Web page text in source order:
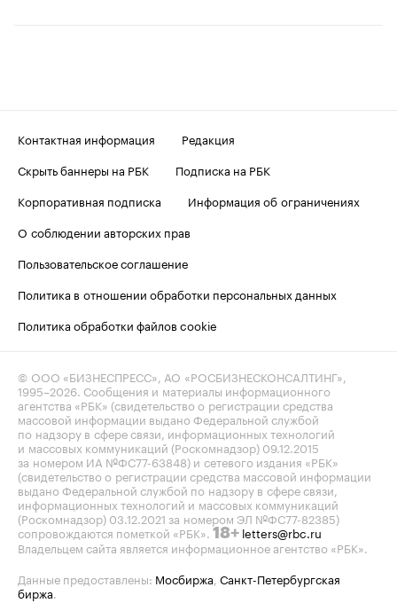
Контактная информация
Редакция
Скрыть баннеры на РБК
Подписка на РБК
Корпоративная подписка
Информация об ограничениях
О соблюдении авторских прав
Пользовательское соглашение
Политика в отношении обработки персональных данных
Политика обработки файлов cookie
© ООО «БИЗНЕСПРЕСС», АО «РОСБИЗНЕСКОНСАЛТИНГ»,
1995–2026. Сообщения и материалы информационного
агентства «РБК» (свидетельство о регистрации средства
массовой информации выдано Федеральной службой
по надзору в сфере связи, информационных технологий
и массовых коммуникаций (Роскомнадзор) 09.12.2015
за номером ИА №ФС77-63848) и сетевого издания «РБК»
(свидетельство о регистрации средства массовой информации
выдано Федеральной службой по надзору в сфере связи,
информационных технологий и массовых коммуникаций
(Роскомнадзор) 03.12.2021 за номером ЭЛ №ФС77-82385)
сопровождаются пометкой «РБК». 18+ letters@rbc.ru
Владельцем сайта является информационное агентство «РБК».
Данные предоставлены: Мосбиржа, Санкт-Петербургская
биржа.